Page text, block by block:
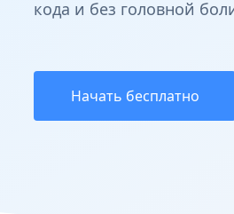
кода и без головной
Начать бесплатно